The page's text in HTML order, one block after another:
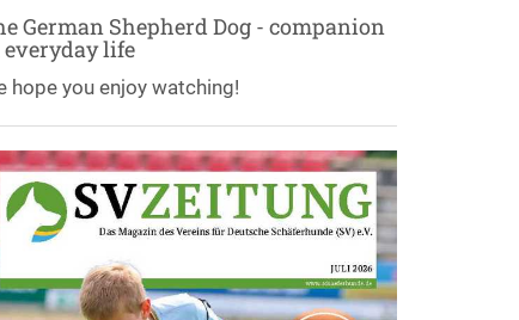
German Shepherd Dog - companion
life
hope you enjoy watching!